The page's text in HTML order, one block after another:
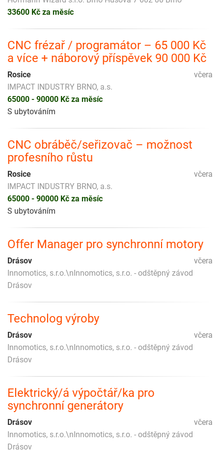
33600 Kč za měsíc
CNC frézař / programátor – 65 000 Kč
a více + náborový příspěvek 90 000 Kč
včera
Rosice
IMPACT INDUSTRY BRNO, a.s.
65000 - 90000 Kč za měsíc
S ubytováním
CNC obráběč/seřizovač – možnost
profesního růstu
včera
Rosice
IMPACT INDUSTRY BRNO, a.s.
65000 - 90000 Kč za měsíc
S ubytováním
Offer Manager pro synchronní motory
včera
Drásov
Innomotics, s.r.o.\nInnomotics, s.r.o. - odštěpný závod
Drásov
Technolog výroby
včera
Drásov
Innomotics, s.r.o.\nInnomotics, s.r.o. - odštěpný závod
Drásov
Elektrický/á výpočtář/ka pro
synchronní generátory
včera
Drásov
Innomotics, s.r.o.\nInnomotics, s.r.o. - odštěpný závod
Drásov